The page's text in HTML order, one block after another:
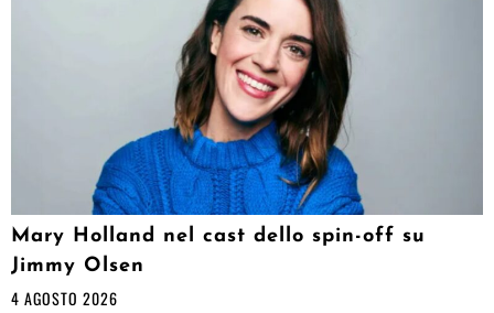
Mary Holland nel cast dello spin-off su
Jimmy Olsen
4 AGOSTO 2026